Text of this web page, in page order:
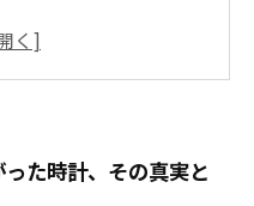
良時計の査定で注目
た時計、その真実と